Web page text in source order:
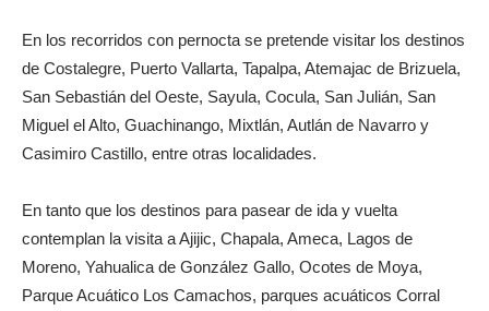
En los recorridos con pernocta se pretende visitar los destinos
de Costalegre, Puerto Vallarta, Tapalpa, Atemajac de Brizuela,
San Sebastián del Oeste, Sayula, Cocula, San Julián, San
Miguel el Alto, Guachinango, Mixtlán, Autlán de Navarro y
Casimiro Castillo, entre otras localidades.
En tanto que los destinos para pasear de ida y vuelta
contemplan la visita a Ajijic, Chapala, Ameca, Lagos de
Moreno, Yahualica de González Gallo, Ocotes de Moya,
Parque Acuático Los Camachos, parques acuáticos Corral